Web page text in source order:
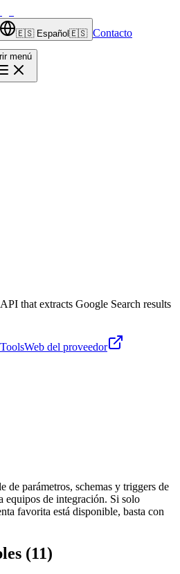
🇪🇸 Español 🇪🇸 Contacto
menú
that extracts Google Search results
Web del proveedor
de parámetros, schemas y triggers de
equipos de integración. Si solo
favorita está disponible, basta con
(11)